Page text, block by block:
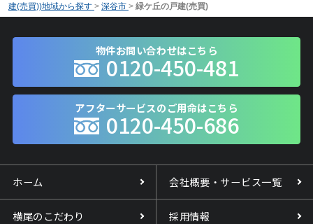
建(売買))地域から探す > 深谷市 > 緑ケ丘の戸建(売買)
物件お問い合わせはこちら
0120-450-481
アフターサービスのご用命はこちら
0120-450-686
ホーム 会社概要・サービス一覧
横尾のこだわり 採用情報